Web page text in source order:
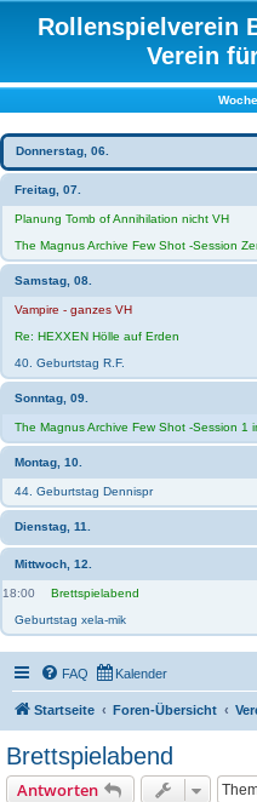
Rollenspielverein
Verein
Donnerstag, 06.
Freitag, 07.
Planung Tomb of Annihilation nicht VH
The Magnus Archive Few Shot -Session
Samstag, 08.
Vampire - ganzes VH
Re: HEXXEN Hölle auf Erden
40. Geburtstag R.F.
Sonntag, 09.
The Magnus Archive Few Shot -Session 1
Montag, 10.
44. Geburtstag Dennispr
Dienstag, 11.
Mittwoch, 12.
18:00
Brettspielabend
Geburtstag xela-mik
FAQ Kalender
Startseite Foren-Übersicht
Brettspielabend
Antworten